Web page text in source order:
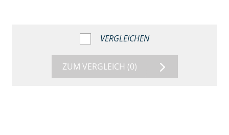
VERGLEICHEN
ZUM VERGLEICH (0)